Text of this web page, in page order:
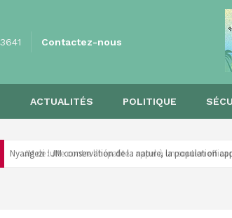
Contactez-nous
ACTUALITÉS POLITIQUE
‎Nyangezi : JM conservation de la nature, la population